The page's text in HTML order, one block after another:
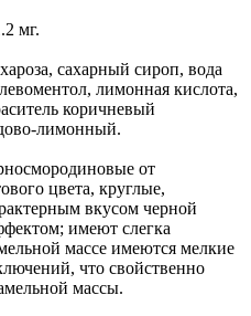
мг.
сахарный сироп, вода
лимонная кислота,
коричневый
лимонный.
от
цвета, круглые,
вкусом черной
имеют слегка
массе имеются мелкие
что свойственно
массы.